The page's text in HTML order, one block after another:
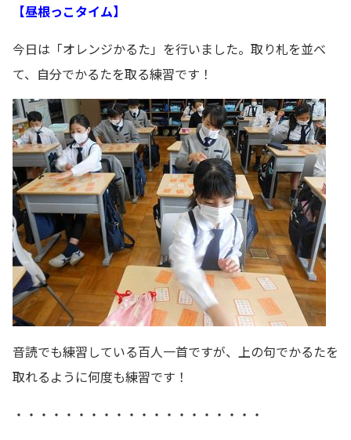
【昼根っこタイム】
今日は「オレンジかるた」を行いました。取り札を並べ
て、自分でかるたを取る練習です！
音読でも練習している百人一首ですが、上の句でかるたを
取れるように何度も練習です！
・・・・・・・・・・・・・・・・・・・・